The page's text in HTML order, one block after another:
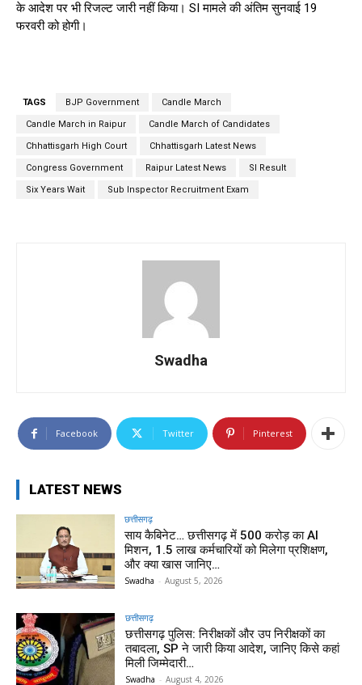
के आदेश पर भी रिजल्ट जारी नहीं किया। SI मामले की अंतिम सुनवाई 19
फरवरी को होगी।
TAGS BJP Government Candle March
Candle March in Raipur Candle March of Candidates
Chhattisgarh High Court Chhattisgarh Latest News
Congress Government Raipur Latest News SI Result
Six Years Wait Sub Inspector Recruitment Exam
Swadha
Facebook Twitter Pinterest
LATEST NEWS
छत्तीसगढ़
साय कैबिनेट… छत्तीसगढ़ में 500 करोड़ का AI
मिशन, 1.5 लाख कर्मचारियों को मिलेगा प्रशिक्षण,
और क्या खास जानिए…
Swadha - August 5, 2026
छत्तीसगढ़
छत्तीसगढ़ पुलिस: निरीक्षकों और उप निरीक्षकों का
तबादला, SP ने जारी किया आदेश, जानिए किसे कहां
मिली जिम्मेदारी…
Swadha - August 4, 2026